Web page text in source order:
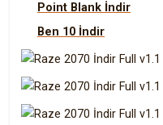
Point Blank İndir
Ben 10 İndir